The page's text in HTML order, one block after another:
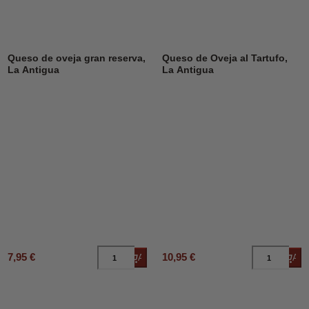
Queso de oveja gran reserva,
La Antigua
7,95 € Añadir al carrito
Queso de Oveja al Tartufo,
La Antigua
10,95 €